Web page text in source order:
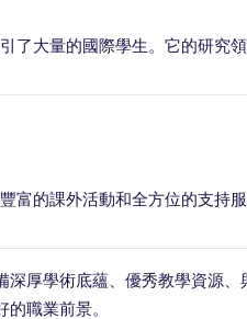
了大量的國際學生。它的研究
富的課外活動和全方位的支持
厚學術底蘊、優秀教學資源、
職業前景。